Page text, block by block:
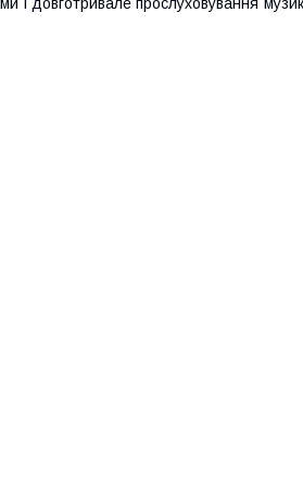
і довготривале прослуховування